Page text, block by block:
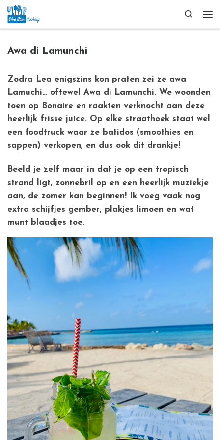
Ga naar inhoud
Search
Awa di Lamunchi
Zodra Lea enigszins kon praten zei ze awa
Lamuchi… oftewel Awa di Lamunchi. We woonden
toen op Bonaire en raakten verknocht aan deze
heerlijk frisse juice. Op elke straathoek staat wel
een foodtruck waar ze batidos (smoothies en
sappen) verkopen, en dus ook dit drankje!
Beeld je zelf maar in dat je op een tropisch
strand ligt, zonnebril op en een heerlijk muziekje
aan, de zomer kan beginnen! Ik voeg vaak nog
extra schijfjes gember, plakjes limoen en wat
munt blaadjes toe.